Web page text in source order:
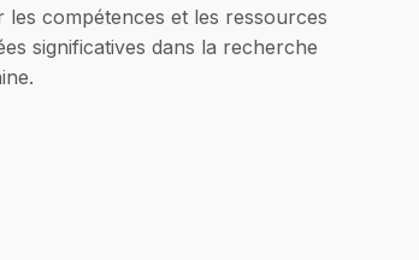
compétences et les ressources
significatives dans la recherche